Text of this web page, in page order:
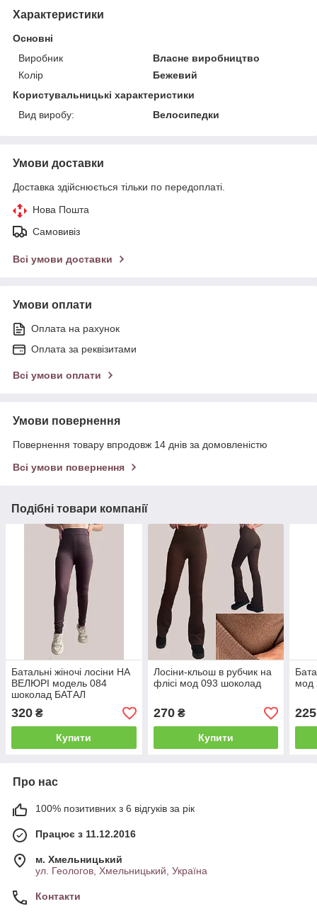
Характеристики
Основні
Виробник
Власне виробництво
Колір
Бежевий
Користувальницькі характеристики
Вид виробу:
Велосипедки
Умови доставки
Доставка здійснюється тільки по передоплаті.
Нова Пошта
Самовивіз
Всі умови доставки
Умови оплати
Оплата на рахунок
Оплата за реквізитами
Всі умови оплати
Умови повернення
Повернення товару впродовж 14 днів за домовленістю
Всі умови повернення
Подібні товари компанії
Батальні жіночі лосіни НА
ВЕЛЮРІ модель 084
шоколад БАТАЛ
320 ₴
Купити
Лосіни-кльош в рубчик на
флісі мод 093 шоколад
270₴
Купити
мод
225
Про нас
100% позитивних з 6 відгуків за рік
Працює з 11.12.2016
м. Хмельницький
ул. Геологов, Хмельницький, Україна
Контакти